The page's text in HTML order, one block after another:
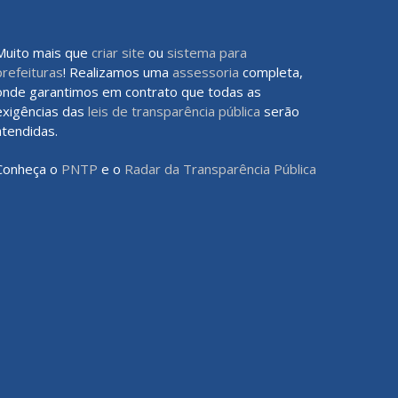
mais que criar site ou sistema para
! Realizamos uma assessoria completa,
garantimos em contrato que todas as
das leis de transparência pública serão
o PNTP e o Radar da Transparência Pública